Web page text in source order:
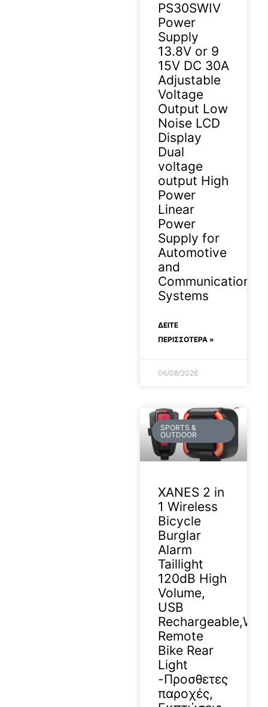
PS30SWIV
Power
Supply
13.8V or 9
15V DC 30A
Adjustable
Voltage
Output Low
Noise LCD
Display
Dual
voltage
output High
Power
Linear
Power
Supply for
Automotive
and
Communication
Systems
ΔΕΊΤΕ
ΠΕΡΙΣΣΟΤΕΡΑ »
06/08/2026
SPORTS &
OUTDOOR
XANES 2 in
1 Wireless
Bicycle
Burglar
Alarm
Taillight
120dB High
Volume,
USB
Remote
Bike Rear
Light
-Προσθετες
παροχές,